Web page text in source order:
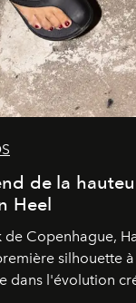
de la
Heel
de Copenhague,
silhouette
dans l'évolution